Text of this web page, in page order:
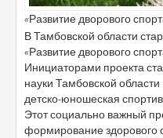
«Развитие дворового
В Тамбовской области
«Развитие дворового
Инициаторами проекта
науки Тамбовской
детско-юношеская
Этот социально важный
формирование здорового